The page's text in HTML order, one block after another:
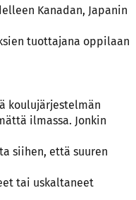
Kanadan, Japanin
tuottajana oppilaan
koulujärjestelmän
ilmassa. Jonkin
siihen, että suuren
tai uskaltaneet